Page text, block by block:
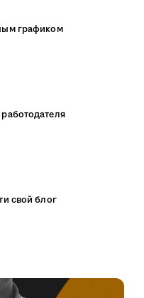
графиком
свой блог